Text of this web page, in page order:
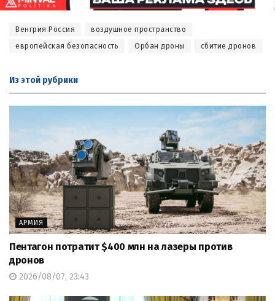
Венгрия Россия
воздушное пространство
европейская безопасность
Орбан дроны сбитие дронов
Из этой рубрики
АРМИЯ
Пентагон потратит $400 млн на лазеры против
дронов
2026/08/07, 23:43